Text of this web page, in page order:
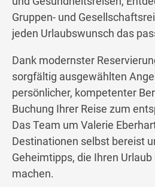
Gruppen- und
jeden Urlaubswunsch das
Dank modernster
sorgfältig ausgewählten
persönlicher, kompetenter
Buchung Ihrer Reise zum
Das Team um Valerie
Destinationen selbst bereist
Geheimtipps, die Ihren
machen.